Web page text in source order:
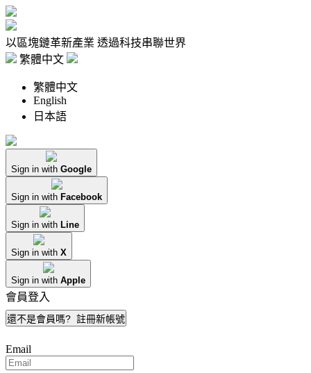
以區塊鏈革新產業 透過科技串聯世界
繁體中文
繁體中文
English
日本語
Sign in with Google
Sign in with Facebook
Sign in with Line
Sign in with X
Sign in with Apple
會員登入
還不是會員嗎? 註冊新帳號
Email